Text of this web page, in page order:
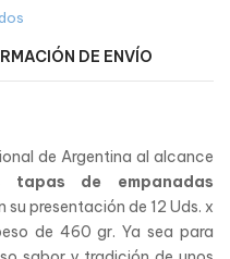
DE ENVÍO
de Argentina al alcance
tapas de empanadas
su presentación de 12 Uds. x
de 460 gr. Ya sea para